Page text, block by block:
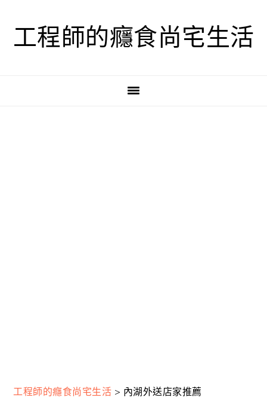
工程師的癮食尚宅生活
工程師的癮食尚宅生活 > 內湖外送店家推薦